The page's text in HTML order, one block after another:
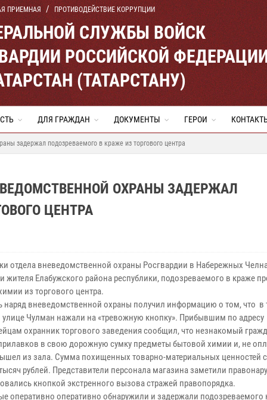
ПРИЕМНАЯ ПРОТИВОДЕЙСТВИЕ КОРРУПЦИИ
СЛУЖБЫ ВОЙСК
РОССИЙСКОЙ
(ТАТАРСТАНУ)
ДЛЯ ГРАЖДАН ДОКУМЕНТЫ ГЕРОИ
задержал подозреваемого в краже из торгового центра
ОХРАНЫ ЗАДЕРЖАЛ
ЦЕНТРА
отдела вневедомственной охраны Росгвардии в Набережных
жителя Елабужского района республики, подозреваемого в краже
из торгового центра.
наряд вневедомственной охраны получил информацию о том, что в
улице Чулман нажали на «тревожную кнопку». Прибывшим по адресу
охранник торгового заведения сообщил, что незнакомый
в свою дорожную сумку предметы бытовой химии и, не
из зала. Сумма похищенных товарно-материальных ценностей
рублей. Представители персонала магазина заметили
кнопкой экстренного вызова стражей правопорядка.
оперативно оперативно обнаружили и задержали подозреваемого